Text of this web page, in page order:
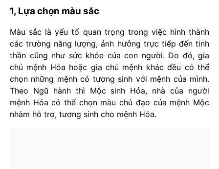
1, Lựa chọn màu sắc
Màu sắc là yếu tố quan trọng trong việc hình thành
các trường năng lượng, ảnh hưởng trực tiếp đến tinh
thần cũng như sức khỏe của con người. Do đó, gia
chủ mệnh Hỏa hoặc gia chủ mệnh khác đều có thể
chọn những mệnh có tương sinh với mệnh của mình.
Theo Ngũ hành thì Mộc sinh Hỏa, nhà của người
mệnh Hỏa có thể chọn màu chủ đạo của mệnh Mộc
nhằm hỗ trợ, tương sinh cho mệnh Hỏa.